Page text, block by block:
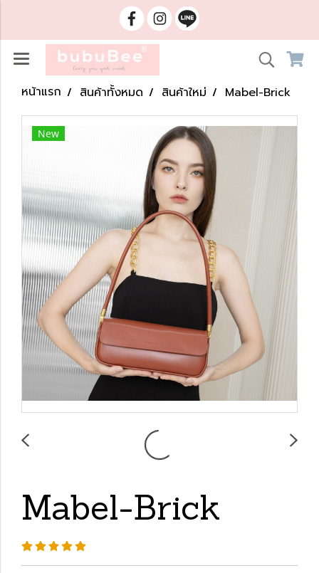
หน้าแรก สินค้าทั้งหมด สินค้าใหม่ Mabel-Brick
New
Mabel-Brick